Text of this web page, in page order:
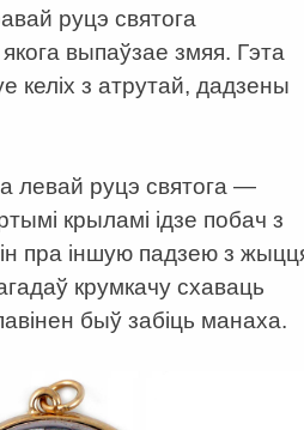
руцэ святога
якога выпаўзае змяя. Гэта
келіх з атрутай, дадзены
левай руцэ святога —
крыламі ідзе побач з
пра іншую падзею з
крумкачу схаваць
быў забіць манаха.